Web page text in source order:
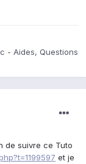
- Aides, Questions
de suivre ce Tuto
et je